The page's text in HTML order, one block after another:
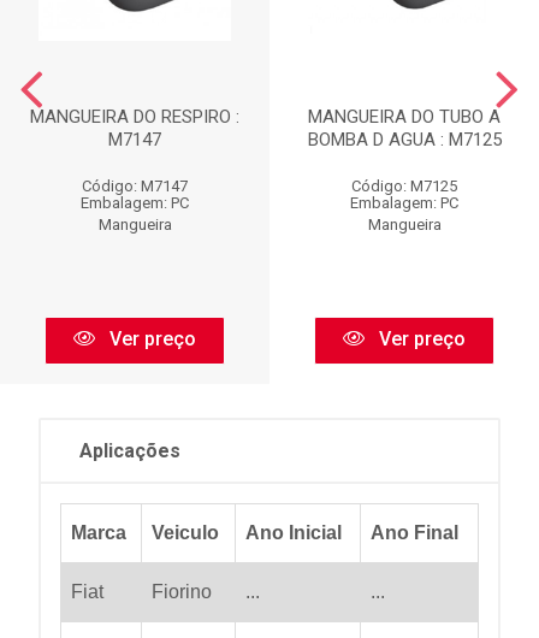
MANGUEIRA DO RESPIRO :
M7147
Código: M7147
Embalagem: PC
Mangueira
Ver preço
MANGUEIRA DO TUBO A
BOMBA D AGUA : M7125
Código: M7125
Embalagem: PC
Mangueira
Ver preço
Aplicações
Marca Veiculo Ano Inicial Ano Final
Fiat Fiorino ... ...